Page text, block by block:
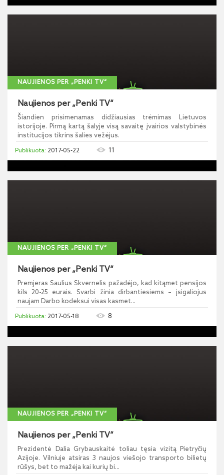
NAUJIENOS PER „PENKI TV“
Naujienos per „Penki TV“
Šiandien prisimenamas didžiausias trėmimas Lietuvos
istorijoje. Pirmą kartą šalyje visą savaitę įvairios valstybinės
institucijos tikrins šalies vežėjus.
2017-05-22 11
NAUJIENOS PER „PENKI TV“
Naujienos per „Penki TV“
Premjeras Saulius Skvernelis pažadėjo, kad kitąmet pensijos
kils 20-25 eurais. Svarbi žinia dirbantiesiems – įsigaliojus
naujam Darbo kodeksui visas kasmet...
2017-05-18 8
NAUJIENOS PER „PENKI TV“
Naujienos per „Penki TV“
Prezidentė Dalia Grybauskaitė toliau tęsia vizitą Pietryčių
Azijoje. Vilniuje atsiras 3 naujos viešojo transporto bilietų
rūšys, bet to mažėja kai kurių bi...